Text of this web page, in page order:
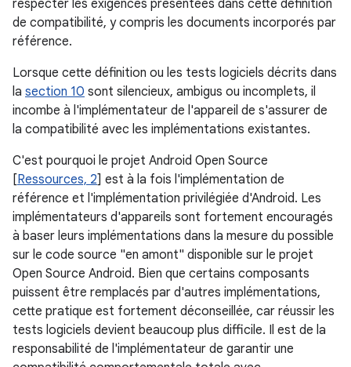
respecter les exigences présentées dans cette définition
de compatibilité, y compris les documents incorporés par
référence.
Lorsque cette définition ou les tests logiciels décrits dans
la section 10 sont silencieux, ambigus ou incomplets, il
incombe à l'implémentateur de l'appareil de s'assurer de
la compatibilité avec les implémentations existantes.
C'est pourquoi le projet Android Open Source
[Ressources, 2] est à la fois l'implémentation de
référence et l'implémentation privilégiée d'Android. Les
implémentateurs d'appareils sont fortement encouragés
à baser leurs implémentations dans la mesure du possible
sur le code source "en amont" disponible sur le projet
Open Source Android. Bien que certains composants
puissent être remplacés par d'autres implémentations,
cette pratique est fortement déconseillée, car réussir les
tests logiciels devient beaucoup plus difficile. Il est de la
responsabilité de l'implémentateur de garantir une